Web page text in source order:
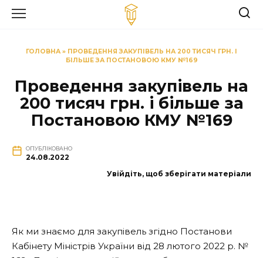
ГОЛОВНА» ПРОВЕДЕННЯ ЗАКУПІВЕЛЬ НА 200 ТИСЯЧ ГРН. І
БІЛЬШЕ ЗА ПОСТАНОВОЮ КМУ №169
Проведення закупівель на
200 тисяч грн. і більше за
Постановою КМУ №169
ОПУБЛІКОВАНО
24.08.2022
Увійдіть, щоб зберігати матеріали
Як ми знаємо для закупівель згідно Постанови
Кабінету Міністрів України від 28 лютого 2022 р. №